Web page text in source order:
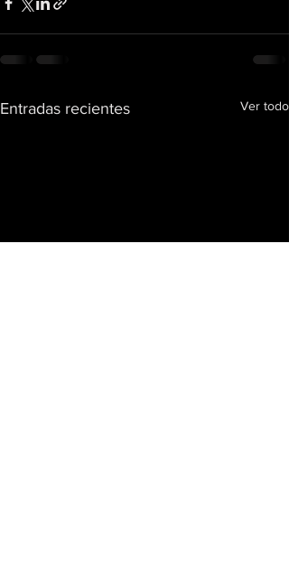
Entradas recientes Ver todo